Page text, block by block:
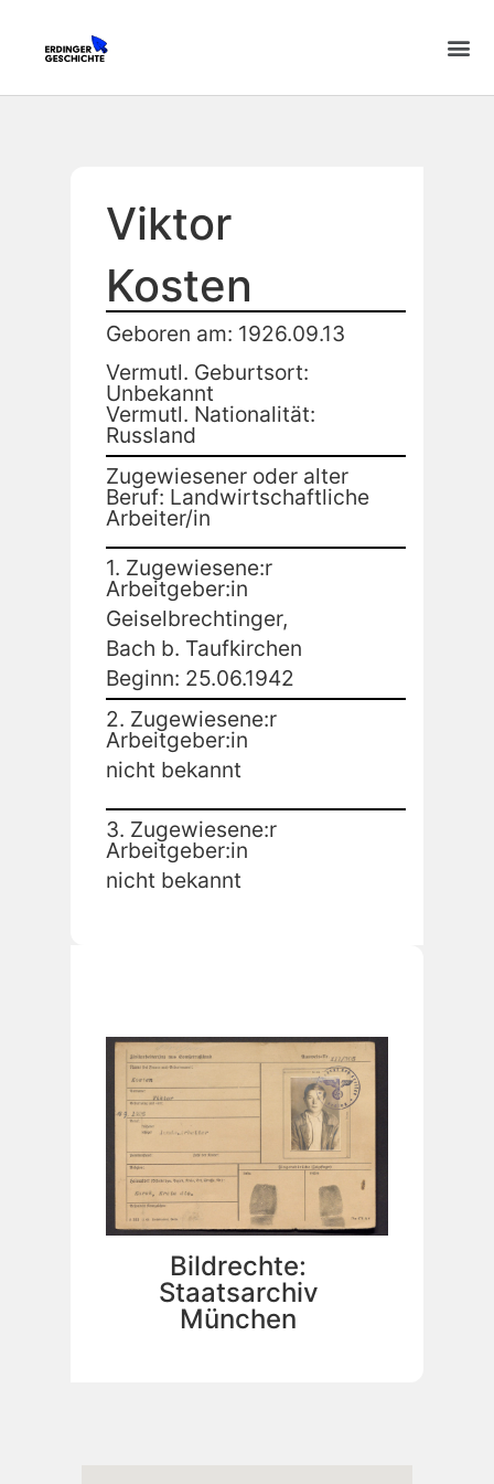
Viktor
Kosten
Geboren am: 1926.09.13
Vermutl. Geburtsort:
Unbekannt
Vermutl. Nationalität:
Russland
Zugewiesener oder alter
Beruf: Landwirtschaftliche
Arbeiter/in
1. Zugewiesene:r
Arbeitgeber:in
Geiselbrechtinger,
Bach b. Taufkirchen
Beginn: 25.06.1942
2. Zugewiesene:r
Arbeitgeber:in
nicht bekannt
3. Zugewiesene:r
Arbeitgeber:in
nicht bekannt
Bildrechte:
Staatsarchiv
München